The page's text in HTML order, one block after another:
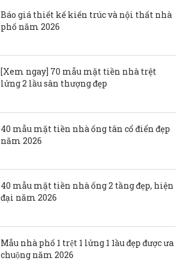
Báo giá thiết kế kiến trúc và nội thất nhà
phố năm 2026
[Xem ngay] 70 mẫu mặt tiền nhà trệt
lửng 2 lầu sân thượng đẹp
40 mẫu mặt tiền nhà ống tân cổ điển đẹp
năm 2026
40 mẫu mặt tiền nhà ống 2 tầng đẹp, hiện
đại năm 2026
Mẫu nhà phố 1 trệt 1 lửng 1 1ầu đẹp được ưa
chuộng năm 2026